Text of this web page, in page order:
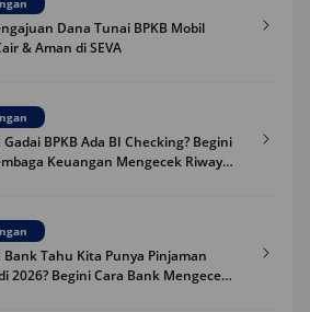
Dana Tunai BPKB Mobil
& Aman di SEVA
BPKB Ada BI Checking? Begini
Keuangan Mengecek Riwayat
Bank Tahu Kita Punya Pinjaman
2026? Begini Cara Bank Mengecek